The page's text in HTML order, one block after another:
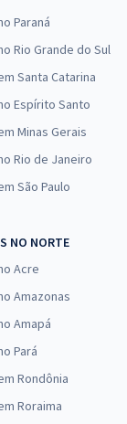
Paraná
Rio Grande do Sul
Santa Catarina
Espírito Santo
Minas Gerais
Rio de Janeiro
São Paulo
NO NORTE
Acre
Amazonas
Amapá
Pará
Rondônia
Roraima